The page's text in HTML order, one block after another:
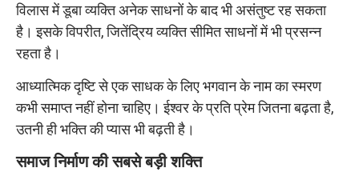
विलास में डूबा व्यक्ति अनेक साधनों के बाद भी असंतुष्ट रह सकता
है। इसके विपरीत, जितेंद्रिय व्यक्ति सीमित साधनों में भी प्रसन्न
रहता है।
आध्यात्मिक दृष्टि से एक साधक के लिए भगवान के नाम का स्मरण
कभी समाप्त नहीं होना चाहिए। ईश्वर के प्रति प्रेम जितना बढ़ता है,
उतनी ही भक्ति की प्यास भी बढ़ती है।
समाज निर्माण की सबसे बड़ी शक्ति